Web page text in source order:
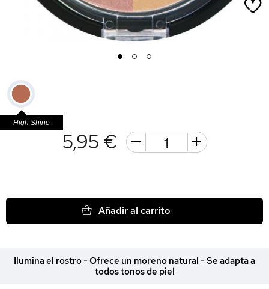
1 2 3
5,95 €
Añadir al carrito
Ilumina el rostro - Ofrece un moreno natural - Se adapta a
todos tonos de piel
High Shine